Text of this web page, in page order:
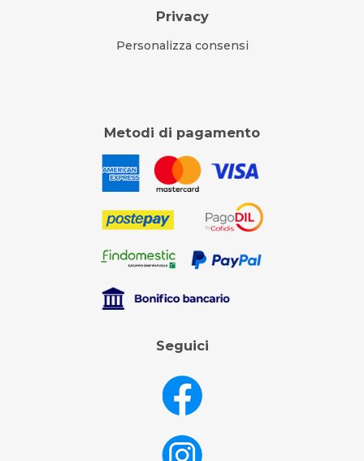
Privacy
Personalizza consensi
Metodi di pagamento
Seguici